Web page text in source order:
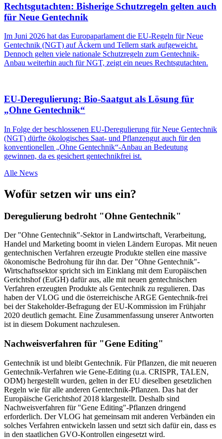
Rechtsgutachten: Bisherige Schutzregeln gelten auch
für Neue Gentechnik
Im Juni 2026 hat das Europaparlament die EU-Regeln für Neue
Gentechnik (NGT) auf Äckern und Tellern stark aufgeweicht.
Dennoch gelten viele nationale Schutzregeln zum Gentechnik-
Anbau weiterhin auch für NGT, zeigt ein neues Rechtsgutachten.
EU-Deregulierung: Bio-Saatgut als Lösung für
„Ohne Gentechnik“
In Folge der beschlossenen EU-Deregulierung für Neue Gentechnik
(NGT) dürfte ökologisches Saat- und Pflanzengut auch für den
konventionellen „Ohne Gentechnik“-Anbau an Bedeutung
gewinnen, da es gesichert gentechnikfrei ist.
Alle News
Wofür setzen wir uns ein?
Deregulierung bedroht "Ohne Gentechnik"
­­­­Der "Ohne Gentechnik"-Sektor in Landwirtschaft, Verarbeitung,
Handel und Marketing boomt in vielen Ländern Europas. Mit neuen
gentechnischen Ver­fahren erzeugte Produkte stellen eine massive
ökonomische Bedrohung für ihn dar. Der "Ohne Gen­technik"-
Wirtschaftssektor spricht sich im Einklang mit dem Europäischen
Gerichtshof (EuGH) dafür aus, alle mit neuen gentechnischen
Verfahren erzeugten Produkte als Gentechnik zu regulieren. Das
haben der VLOG und die österreichische ARGE Gentechnik-frei
bei der Stakeholder-Befragung der EU-Kommission im Frühjahr
2020 deutlich gemacht. Eine Zusammenfassung unserer Antworten
ist in diesem Dokument nachzulesen.
Nachweisverfahren für "Gene Editing"
Gentechnik ist und bleibt Gentechnik. Für Pflanzen, die mit neueren
Gentechnik-Verfahren wie Gene-Editing (u.a. CRISPR, TALEN,
ODM) hergestellt wurden, gelten in der EU dieselben gesetzlichen
Regeln wie für alle anderen Gentechnik-Pflanzen. Das hat der
Europäische Gerichtshof 2018 klargestellt. Deshalb sind
Nachweisverfahren für "Gene Editing"-Pflanzen dringend
erforderlich. Der VLOG hat gemeinsam mit anderen Verbänden ein
solches Verfahren entwickeln lassen und setzt sich dafür ein, dass es
in den staatlichen GVO-Kontrollen eingesetzt wird.